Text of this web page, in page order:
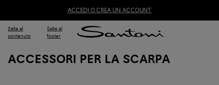
ACCEDI O CREA UN ACCOUNT
Salta al
contenuto
Salta al
footer
ACCESSORI PER LA SCARPA